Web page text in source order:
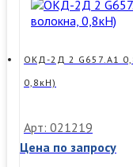
ОКД-2Д 2 G657.А1
0,8кН)
Арт: 021219
Цена по запросу